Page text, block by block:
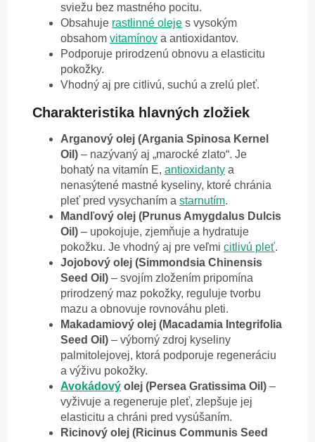
sviežu bez mastného pocitu.
Obsahuje rastlinné oleje s vysokým
obsahom vitamínov a antioxidantov.
Podporuje prirodzenú obnovu a elasticitu
pokožky.
Vhodný aj pre citlivú, suchú a zrelú pleť.
Charakteristika hlavných zložiek
Arganový olej (Argania Spinosa Kernel
Oil) – nazývaný aj „marocké zlato“. Je
bohatý na vitamín E, antioxidanty a
nenasýtené mastné kyseliny, ktoré chránia
pleť pred vysychaním a starnutím.
Mandľový olej (Prunus Amygdalus Dulcis
Oil) – upokojuje, zjemňuje a hydratuje
pokožku. Je vhodný aj pre veľmi citlivú pleť.
Jojobový olej (Simmondsia Chinensis
Seed Oil) – svojím zložením pripomína
prirodzený maz pokožky, reguluje tvorbu
mazu a obnovuje rovnováhu pleti.
Makadamiový olej (Macadamia Integrifolia
Seed Oil) – výborný zdroj kyseliny
palmitolejovej, ktorá podporuje regeneráciu
a výživu pokožky.
Avokádový olej (Persea Gratissima Oil) –
vyživuje a regeneruje pleť, zlepšuje jej
elasticitu a chráni pred vysúšaním.
Ricinový olej (Ricinus Communis Seed